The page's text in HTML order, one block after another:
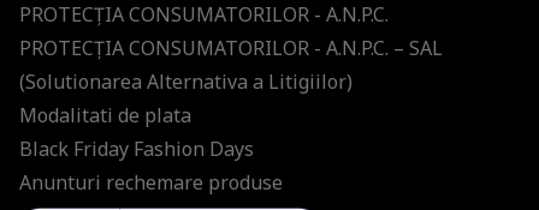
PROTECŢIA CONSUMATORILOR - A.N.P.C.
PROTECŢIA CONSUMATORILOR - A.N.P.C. – SAL
(Solutionarea Alternativa a Litigiilor)
Modalitati de plata
Black Friday Fashion Days
Anunturi rechemare produse